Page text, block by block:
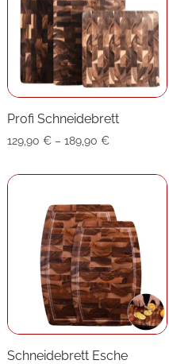
Profi Schneidebrett
129,90 € – 189,90 €Preisspanne:
bis
Schneidebrett Esche